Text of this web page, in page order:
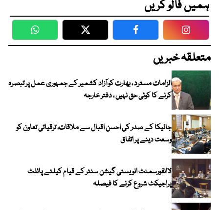
ہمیں فالو کریں
WhatsApp Twitter Facebook
متعلقہ خبریں
الزامات مسترد ، بھارت کو آزاد کشمیر کے جمہوری عمل پر تبصرہ
کرنے کا کوئی حق نہیں ، دفتر خارجہ
جائیکا کے صدر کی احسن اقبال سے ملاقات، ترقیاتی تعاون کو
وسعت دینے پر اتفاق
لاانفورسمنٹ انویسٹی گیشن سنٹر کے قیام کیلئے پائلٹ
پراجیکٹ شروع کرنے کا فیصلہ